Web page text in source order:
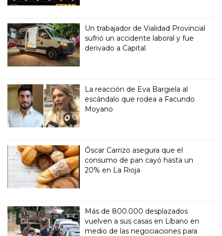
Un trabajador de Vialidad Provincial
sufrió un accidente laboral y fue
derivado a Capital
La reacción de Eva Bargiela al
escándalo que rodea a Facundo
Moyano
Óscar Carrizo asegura que el
consumo de pan cayó hasta un
20% en La Rioja
Más de 800.000 desplazados
vuelven a sus casas en Líbano en
medio de las negociaciones para